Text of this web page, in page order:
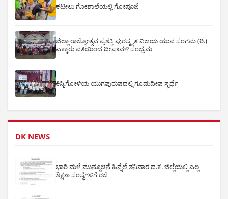
ಕಟೀಲು ಗೋಶಾಲೆಯಲ್ಲಿ ಗೋಪೂಜೆ
ಜಿಲ್ಲಾ ರಾಜ್ಯೋತ್ಸವ ಪ್ರಶಸ್ತಿ ಪುರಸ್ಕೃತ ವಿಜಯ ಯುವ ಸಂಗಮ (ರಿ.)
ಎಕ್ಕಾರು ವತಿಯಿಂದ ದೀಪಾವಳಿ ಸಂಭ್ರಮ
ಕಿನ್ನಿಗೋಳಿಯ ಯುಗಪುರುಷದಲ್ಲಿ ಗೂಡುದೀಪ ಸ್ಪರ್ಧೆ
DK NEWS
ಭಾರಿ ಮಳೆ ಮುನ್ಸೂಚನೆ ಹಿನ್ನೆಲೆ,ಶನಿವಾರ ದ.ಕ. ಜಿಲ್ಲೆಯಲ್ಲಿ ಎಲ್ಲ
ಶಿಕ್ಷಣ ಸಂಸ್ಥೆಗಳಿಗೆ ರಜೆ